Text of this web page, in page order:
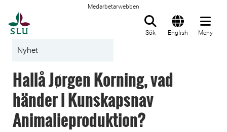
Medarbetarwebben
Sök English Meny
Nyhet
Hallå Jørgen Korning, vad
händer i Kunskapsnav
Animalieproduktion?